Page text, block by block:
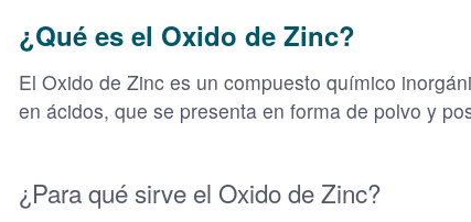
¿Qué es el Oxido de Zinc?
El Oxido de Zinc es un compuesto químico
en ácidos, que se presenta en forma de polvo y
¿Para qué sirve el Oxido de Zinc?